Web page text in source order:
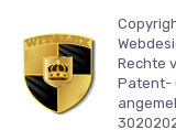
Rechte
Patent-